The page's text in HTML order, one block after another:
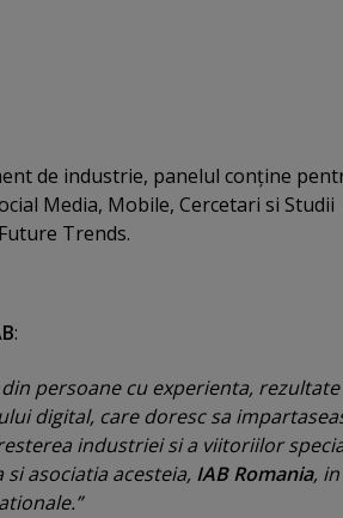
de industrie, panelul conţine
Media, Mobile, Cercetari si Studii
Trends.
:
persoane cu experienta,
digital, care doresc sa
industriei si a viitoriilor
asociatia acesteia, IAB Romania, in